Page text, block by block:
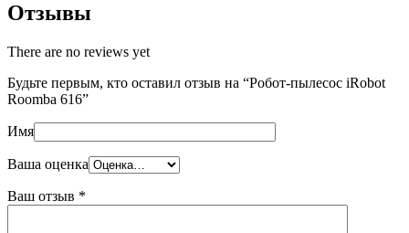
Отзывы
There are no reviews yet
Будьте первым, кто оставил отзыв на “Робот-пылесос iRobot
Roomba 616”
Имя
Ваша оценка
Ваш отзыв *